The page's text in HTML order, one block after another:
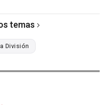
temas
División